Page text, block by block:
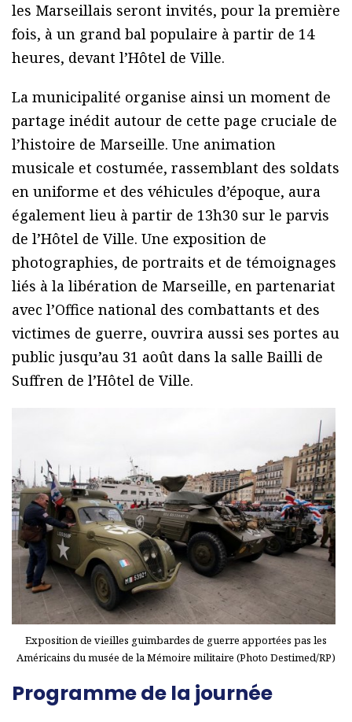
les Marseillais seront invités, pour la première
fois, à un grand bal populaire à partir de 14
heures, devant l’Hôtel de Ville.
La municipalité organise ainsi un moment de
partage inédit autour de cette page cruciale de
l’histoire de Marseille. Une animation
musicale et costumée, rassemblant des soldats
en uniforme et des véhicules d’époque, aura
également lieu à partir de 13h30 sur le parvis
de l’Hôtel de Ville. Une exposition de
photographies, de portraits et de témoignages
liés à la libération de Marseille, en partenariat
avec l’Office national des combattants et des
victimes de guerre, ouvrira aussi ses portes au
public jusqu’au 31 août dans la salle Bailli de
Suffren de l’Hôtel de Ville.
Exposition de vieilles guimbardes de guerre apportées pas les
Américains du musée de la Mémoire militaire (Photo Destimed/RP)
Programme de la journée